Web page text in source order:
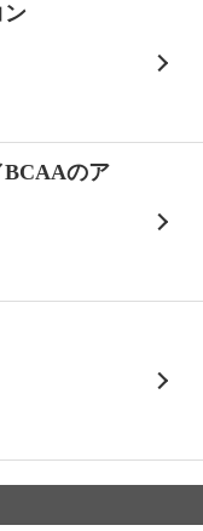
ン
BCAAのア